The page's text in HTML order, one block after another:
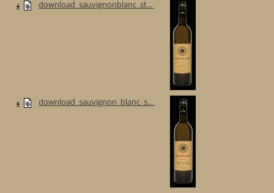
download_sauvignonblanc_st...
download_sauvignon_blanc_s...